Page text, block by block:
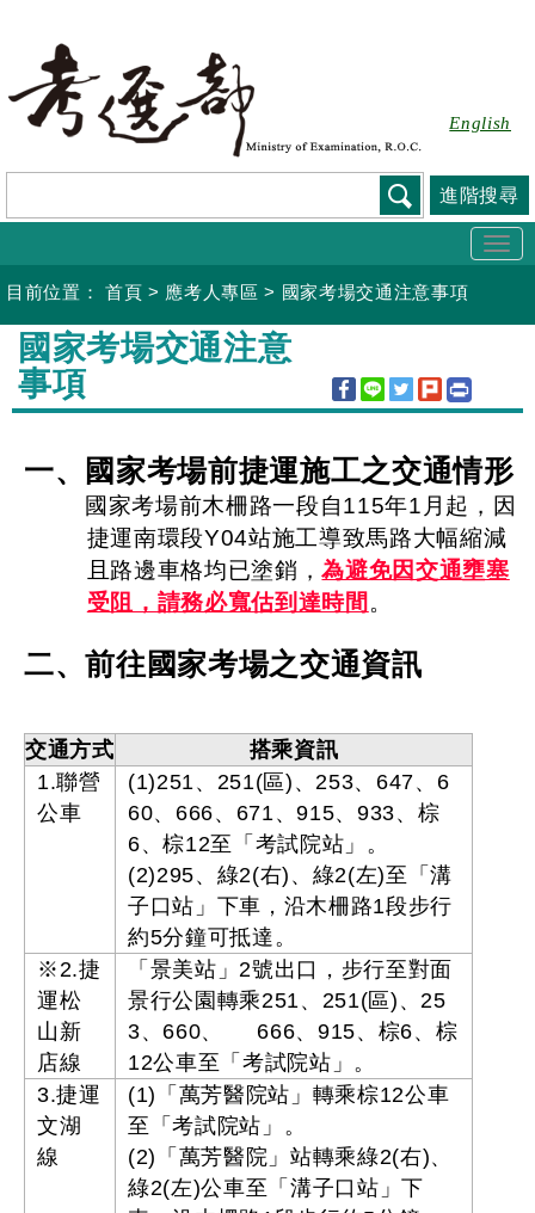
要
容
English
進階搜尋
目前位置： 首頁 > 應考人專區 > 國家考場交通注意事項
:::國家考場交通注意
事項
一、國家考場前捷運施工之交通情形
國家考場前木柵路一段自115年1月起，因
捷運南環段Y04站施工導致馬路大幅縮減
且路邊車格均已塗銷，為避免因交通壅塞
受阻，請務必寬估到達時間 。
二、前往國家考場之交通資訊
交通方式
搭乘資訊
1.聯營
公車
(1)251、251(區)、253、647、6
60、666、671、915、933、棕
6、棕12至「考試院站」。
(2)295、綠2(右)、綠2(左)至「溝
子口站」下車，沿木柵路1段步行
約5分鐘可抵達。
※2.捷
運松
山新
店線
「景美站」2號出口，步行至對面
景行公園轉乘251、251(區)、25
3、660、 666、915、棕6、棕
12公車至「考試院站」。
3.捷運
文湖
線
(1)「萬芳醫院站」轉乘棕12公車
至「考試院站」。
(2)「萬芳醫院」站轉乘綠2(右)、
綠2(左)公車至「溝子口站」下